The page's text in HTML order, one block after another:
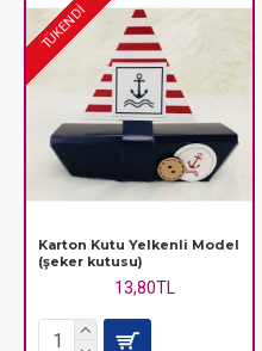
TÜKENDİ
Karton Kutu Yelkenli Model
(şeker kutusu)
13,80TL